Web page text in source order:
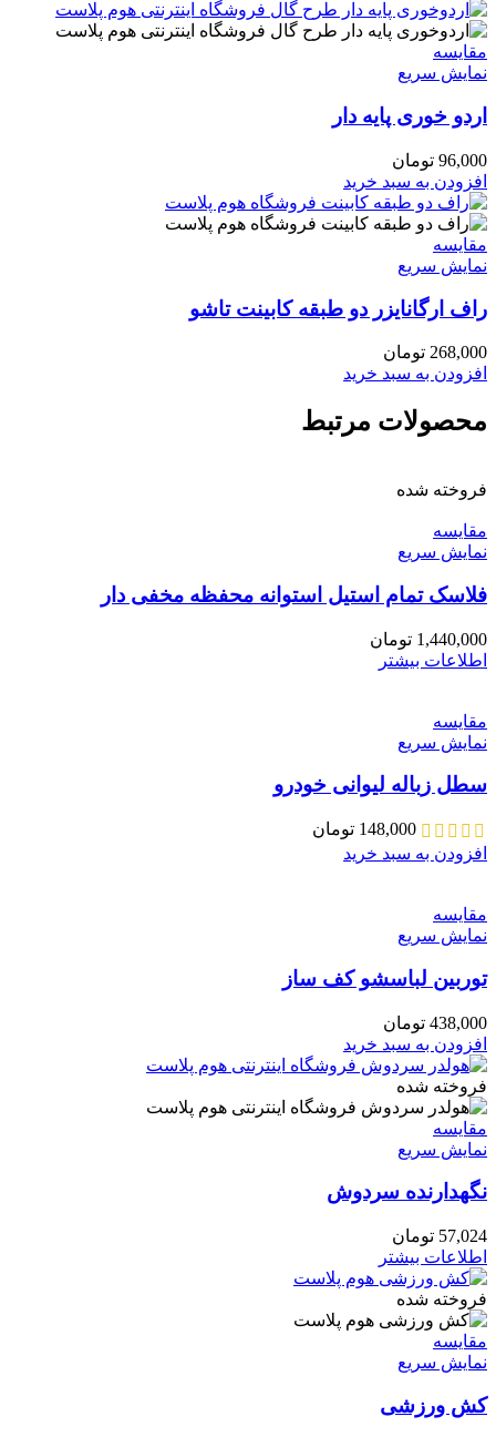
مقايسه
نمایش سریع
اردو خوری پایه دار
96,000 تومان
افزودن به سبد خرید
مقايسه
نمایش سریع
راف ارگانایزر دو طبقه کابینت تاشو
268,000 تومان
افزودن به سبد خرید
محصولات مرتبط
فروخته شده
مقايسه
نمایش سریع
فلاسک تمام استیل استوانه محفظه مخفی دار
1,440,000 تومان
اطلاعات بیشتر
مقايسه
نمایش سریع
سطل زباله لیوانی خودرو
148,000 تومان
افزودن به سبد خرید
مقايسه
نمایش سریع
توربین لباسشو کف ساز
438,000 تومان
افزودن به سبد خرید
فروخته شده
مقايسه
نمایش سریع
نگهدارنده سردوش
57,024 تومان
اطلاعات بیشتر
فروخته شده
مقايسه
نمایش سریع
کش ورزشی